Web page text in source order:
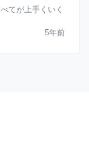
てが上手くいく
5年前